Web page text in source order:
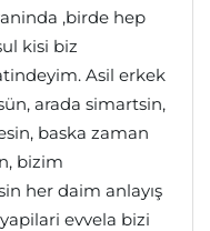
,birde hep
kisi biz
Asil erkek
arada simartsin,
baska zaman
bizim
her daim anlayış
evvela bizi